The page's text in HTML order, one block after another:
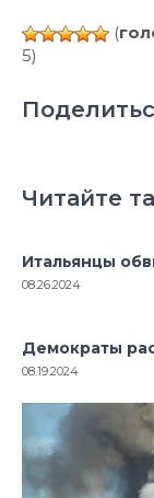
(
5)
Читайте
Итальянцы
08.26.2024
Демократы
08.19.2024